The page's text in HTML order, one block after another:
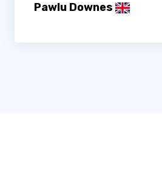
Pawlu Downes